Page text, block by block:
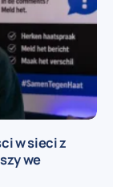
w sieci z
we